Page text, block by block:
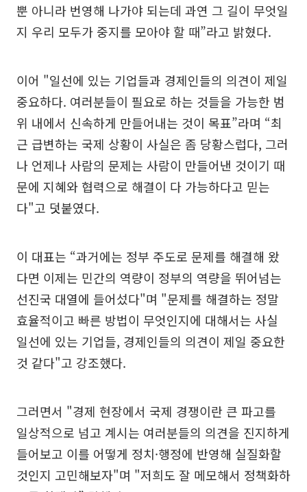
뿐 아니라 번영해 나가야 되는데 과연 그 길이 무엇일
지 우리 모두가 중지를 모아야 할 때”라고 밝혔다.
이어 "일선에 있는 기업들과 경제인들의 의견이 제일
중요하다. 여러분들이 필요로 하는 것들을 가능한 범
위 내에서 신속하게 만들어내는 것이 목표”라며 “최
근 급변하는 국제 상황이 사실은 좀 당황스럽다, 그러
나 언제나 사람의 문제는 사람이 만들어낸 것이기 때
문에 지혜와 협력으로 해결이 다 가능하다고 믿는
다"고 덧붙였다.
이 대표는 “과거에는 정부 주도로 문제를 해결해 왔
다면 이제는 민간의 역량이 정부의 역량을 뛰어넘는
선진국 대열에 들어섰다"며 "문제를 해결하는 정말
효율적이고 빠른 방법이 무엇인지에 대해서는 사실
일선에 있는 기업들, 경제인들의 의견이 제일 중요한
것 같다"고 강조했다.
그러면서 "경제 현장에서 국제 경쟁이란 큰 파고를
일상적으로 넘고 계시는 여러분들의 의견을 진지하게
들어보고 이를 어떻게 정치·행정에 반영해 실질화할
것인지 고민해보자"며 "저희도 잘 메모해서 정책화하